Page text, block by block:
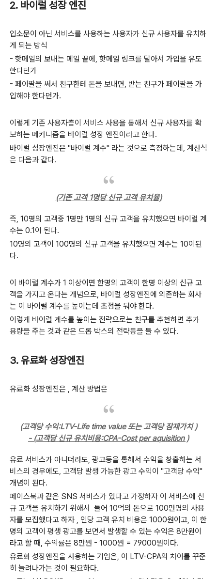
2. 바이럴 성장 엔진
입소문이 아닌 서비스를 사용하는 사용자가 신규 사용자를 유치하
게 되는 방식
- 핫메일의 보내는 메일 끝에, 핫메일 링크를 달아서 가입을 유도
한다던가
- 페이팔을 써서 친구한테 돈을 보내면, 받는 친구가 페이팔을 가
입해야 한다던가.
이렇게 기존 사용자층이 서비스 사용을 통해서 신규 사용자를 확
보하는 메커니즘을 바이럴 성장 엔진이라고 한다.
바이럴 성장엔진은 "바이럴 계수" 라는 것으로 측정하는데, 계산식
은 다음과 같다.
(기존 고객 1명당 신규 고객 유치율)
즉, 10명의 고객중 1명만 1명의 신규 고객을 유치했으면 바이럴 계
수는 0.1이 된다.
10명의 고객이 100명의 신규 고객을 유치했으면 계수는 10이된
다.
이 바이럴 계수가 1 이상이면 한명의 고객이 한명 이상의 신규 고
객을 가지고 온다는 개념으로, 바이럴 성장엔진에 의존하는 회사
는 이 바이럴 계수를 높이는데 초점을 둬야 한다.
이렇게 바이럴 계수를 높이는 전략으로는 친구를 추천하면 추가
용량을 주는 것과 같은 드롭 박스의 전략등을 들 수 있다.
3. 유료화 성장엔진
유료화 성장엔진은 , 계산 방법은
(고객당 수익:LTV-Life time value 또는 고객당 잠재가치 )
- (고객당 신규 유치비용:CPA-Cost per aquisition )
유료 서비스가 아니더라도, 광고등을 통해서 수익을 창출하는 서
비스의 경우에도, 고객당 발생 가능한 광고 수익이 "고객당 수익"
개념이 된다.
페이스북과 같은 SNS 서비스가 있다고 가정하자 이 서비스에 신
규 고객을 유치하기 위해서 들어 10억의 돈으로 100만명의 사용
자를 모집했다고 하자 , 인당 고객 유치 비용은 1000원이고, 이 한
명의 고객이 평생 광고를 보면서 발생할 수 있는 수익은 8만원이
라고 할 때, 수익률은 8만원 - 1000원 = 79000원이다.
유료화 성장엔진을 사용하는 기업은, 이 LTV-CPA의 차이를 꾸준
히 늘려나가는 것이 필요하다.